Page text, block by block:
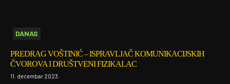
DANAS
PREDRAG VOŠTINIĆ – ISPRAVLJAČ KOMUNIKACIJSKIH
ČVOROVA I DRUŠTVENI FIZIKALAC
11. decembar 2023.